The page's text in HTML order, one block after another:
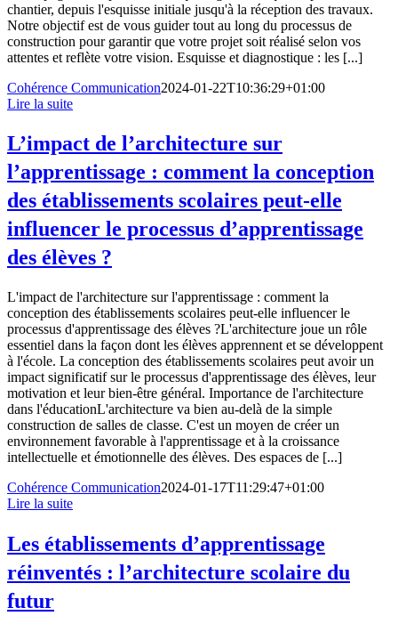
chantier, depuis l'esquisse initiale jusqu'à la réception des travaux.
Notre objectif est de vous guider tout au long du processus de
construction pour garantir que votre projet soit réalisé selon vos
attentes et reflète votre vision. Esquisse et diagnostique : les [...]
Cohérence Communication2024-01-22T10:36:29+01:00
Lire la suite
L’impact de l’architecture sur
l’apprentissage : comment la conception
des établissements scolaires peut-elle
influencer le processus d’apprentissage
des élèves ?
L'impact de l'architecture sur l'apprentissage : comment la
conception des établissements scolaires peut-elle influencer le
processus d'apprentissage des élèves ?L'architecture joue un rôle
essentiel dans la façon dont les élèves apprennent et se développent
à l'école. La conception des établissements scolaires peut avoir un
impact significatif sur le processus d'apprentissage des élèves, leur
motivation et leur bien-être général. Importance de l'architecture
dans l'éducationL'architecture va bien au-delà de la simple
construction de salles de classe. C'est un moyen de créer un
environnement favorable à l'apprentissage et à la croissance
intellectuelle et émotionnelle des élèves. Des espaces de [...]
Cohérence Communication2024-01-17T11:29:47+01:00
Lire la suite
Les établissements d’apprentissage
réinventés : l’architecture scolaire du
futur